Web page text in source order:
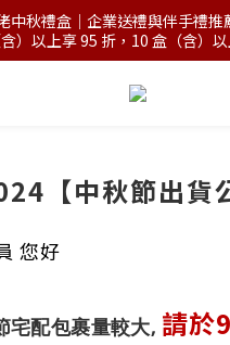
中秋禮盒｜企業送禮與伴手禮推
）以上享 95 折，10 盒（含）
【中秋節出貨
您好
宅配包裹量較大, 請於